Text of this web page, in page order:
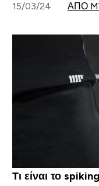
15/03/24 ΑΠΌ
Τι είναι το